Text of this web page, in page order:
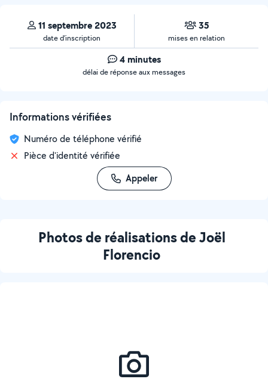
11 septembre 2023
date d’inscription
35
mises en relation
4 minutes
délai de réponse aux messages
Informations vérifiées
Numéro de téléphone vérifié
Pièce d'identité vérifiée
Appeler
Photos de réalisations de Joël
Florencio